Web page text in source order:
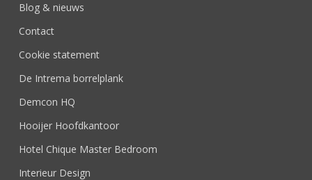
Blog & nieuws
Contact
Cookie statement
De Intrema borrelplank
Demcon HQ
Hooijer Hoofdkantoor
Hotel Chique Master Bedroom
Interieur Design